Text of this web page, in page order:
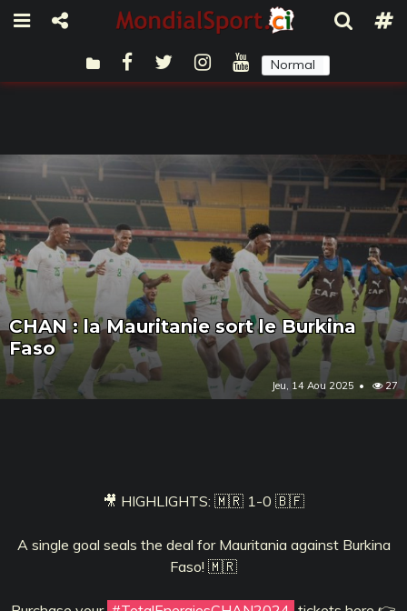
Normal
CHAN : la Mauritanie sort le Burkina
Faso
Jeu, 14 Aou 2025 27
🎥 HIGHLIGHTS: 🇲🇷 1-0 🇧🇫
A single goal seals the deal for Mauritania against Burkina
Faso! 🇲🇷